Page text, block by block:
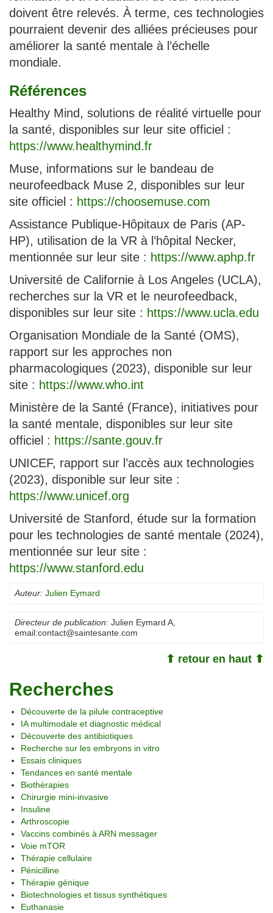
doivent être relevés. À terme, ces technologies
pourraient devenir des alliées précieuses pour
améliorer la santé mentale à l’échelle
mondiale.
Références
Healthy Mind, solutions de réalité virtuelle pour
la santé, disponibles sur leur site officiel :
https://www.healthymind.fr
Muse, informations sur le bandeau de
neurofeedback Muse 2, disponibles sur leur
site officiel : https://choosemuse.com
Assistance Publique-Hôpitaux de Paris (AP-
HP), utilisation de la VR à l’hôpital Necker,
mentionnée sur leur site : https://www.aphp.fr
Université de Californie à Los Angeles (UCLA),
recherches sur la VR et le neurofeedback,
disponibles sur leur site : https://www.ucla.edu
Organisation Mondiale de la Santé (OMS),
rapport sur les approches non
pharmacologiques (2023), disponible sur leur
site : https://www.who.int
Ministère de la Santé (France), initiatives pour
la santé mentale, disponibles sur leur site
officiel : https://sante.gouv.fr
UNICEF, rapport sur l’accès aux technologies
(2023), disponible sur leur site :
https://www.unicef.org
Université de Stanford, étude sur la formation
pour les technologies de santé mentale (2024),
mentionnée sur leur site :
https://www.stanford.edu
Auteur: Julien Eymard
Directeur de publication: Julien Eymard A
email:contact@saintesante.com
⬆ retour en haut ⬆
Recherches
Découverte de la pilule contraceptive
IA multimodale et diagnostic médical
Découverte des antibiotiques
Recherche sur les embryons in vitro
Essais cliniques
Tendances en santé mentale
Biothérapies
Chirurgie mini-invasive
Insuline
Arthroscopie
Vaccins combinés à ARN messager
Voie mTOR
Thérapie cellulaire
Pénicilline
Thérapie génique
Biotechnologies et tissus synthétiques
Euthanasie